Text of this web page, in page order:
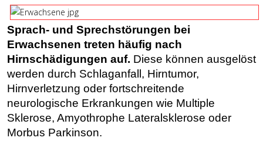
Sprach- und Sprechstörungen bei
Erwachsenen treten häufig nach
Hirnschädigungen auf. Diese können ausgelöst
werden durch Schlaganfall, Hirntumor,
Hirnverletzung oder fortschreitende
neurologische Erkrankungen wie Multiple
Sklerose, Amyothrophe Lateralsklerose oder
Morbus Parkinson.